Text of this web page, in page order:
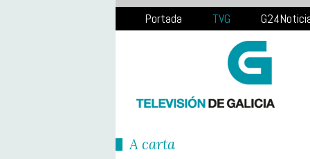
Portada TVG
Á carta